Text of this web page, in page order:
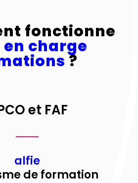
fonctionne
charge
?
et FAF
alfie
de formation